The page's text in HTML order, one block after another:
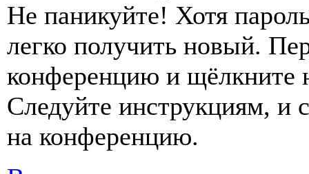
Не паникуйте! Хотя
легко получить новый.
конференцию и щёлкните
Следуйте инструкциям, и
на конференцию.